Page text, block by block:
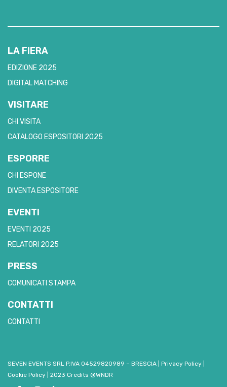
LA FIERA
EDIZIONE 2025
DIGITAL MATCHING
VISITARE
CHI VISITA
CATALOGO ESPOSITORI 2025
ESPORRE
CHI ESPONE
DIVENTA ESPOSITORE
EVENTI
EVENTI 2025
RELATORI 2025
PRESS
COMUNICATI STAMPA
CONTATTI
CONTATTI
SEVEN EVENTS SRL P.IVA 04529820989 – BRESCIA Privacy Policy
Cookie Policy
2023 Credits @WNDR